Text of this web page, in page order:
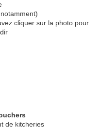
cliquer sur la photo pour
de kitcheries